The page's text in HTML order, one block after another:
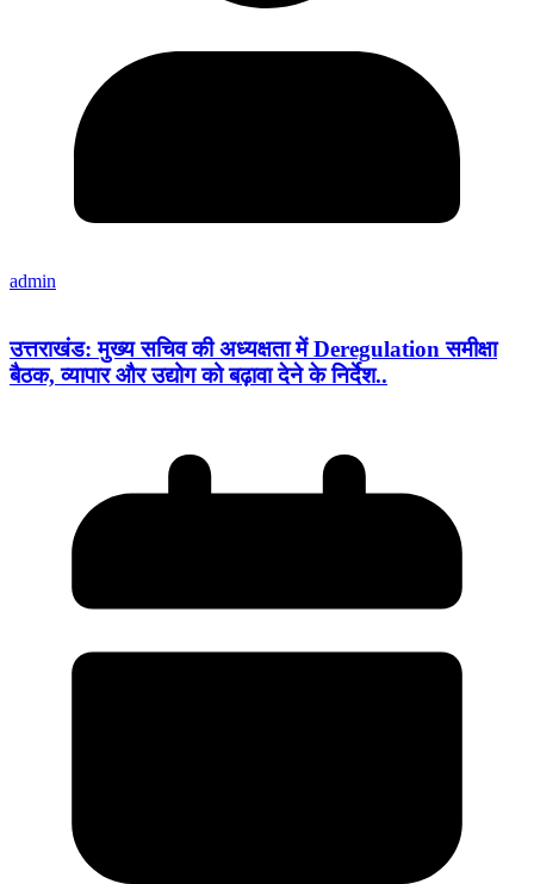
admin
उत्तराखंड: मुख्य सचिव की अध्यक्षता में Deregulation समीक्षा
बैठक, व्यापार और उद्योग को बढ़ावा देने के निर्देश..